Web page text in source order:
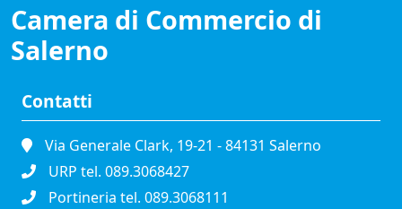
Camera di Commercio di
Salerno
Contatti
Via Generale Clark, 19-21 - 84131 Salerno
URP tel. 089.3068427
Portineria tel. 089.3068111